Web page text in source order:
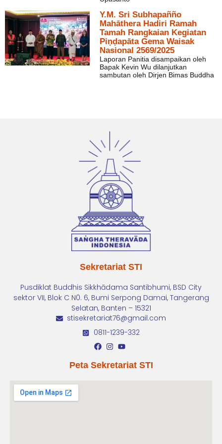
Y.M. Sri Subhapañño
Mahāthera Hadiri Ramah
Tamah Rangkaian Kegiatan
Piṇḍapāta Gema Waisak
Nasional 2569/2025
Laporan Panitia disampaikan oleh
Bapak Kevin Wu dilanjutkan
sambutan oleh Dirjen Bimas Buddha
Sekretariat STI
Pusdiklat Buddhis Sikkhādama Santibhumi, BSD City
sektor VII, Blok C N0. 6, Bumi Serpong Damai, Tangerang
Selatan, Banten – 15321
stisekretariat76@gmail.com
0811-1239-332
Peta Sekretariat STI